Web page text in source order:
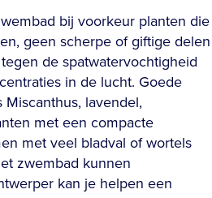
bij voorkeur planten die
geen scherpe of giftige delen
de spatwatervochtigheid
in de lucht. Goede
lavendel,
met een compacte
met veel bladval of wortels
zwembad kunnen
kan je helpen een